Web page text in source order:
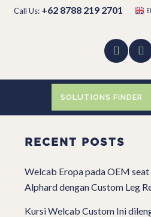
Call Us: +62 8788 219 2701
SOLUTIONS FINDER
RECENT POSTS
Welcab Eropa pada OEM seat
Alphard dengan Custom Leg
Kursi Welcab Custom Ini